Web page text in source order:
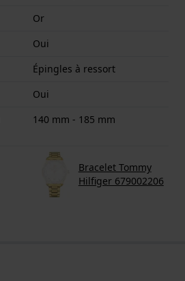
Or
Oui
Épingles à ressort
Oui
140 mm - 185 mm
Bracelet Tommy
Hilfiger 679002206